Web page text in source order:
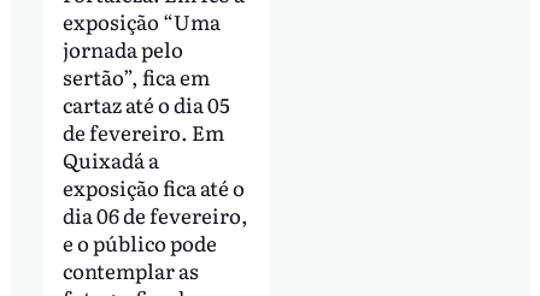
exposição “Uma
jornada pelo
sertão”, fica em
cartaz até o dia 05
de fevereiro. Em
Quixadá a
exposição fica até o
dia 06 de fevereiro,
e o público pode
contemplar as